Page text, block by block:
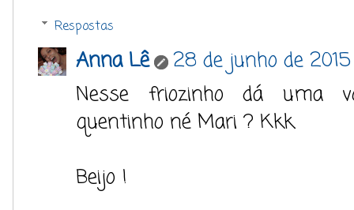
Respostas
Anna Lê
28 de junho de
Nesse friozinho dá uma
quentinho né Mari ? Kkk.
Beijo !